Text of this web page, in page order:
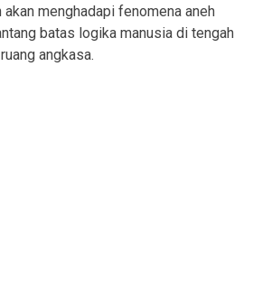
akan menghadapi fenomena aneh
batas logika manusia di tengah
angkasa.